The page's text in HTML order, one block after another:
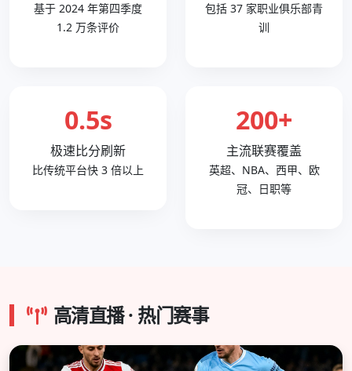
基于 2024 年第四季度
1.2 万条评价
包括 37 家职业俱乐部青
训
0.5s
极速比分刷新
比传统平台快 3 倍以上
200+
主流联赛覆盖
英超、NBA、西甲、欧
冠、日职等
高清直播 · 热门赛事